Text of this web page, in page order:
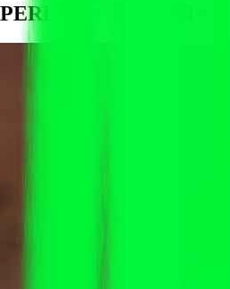
PERŁY 1 + 1 GRATIS